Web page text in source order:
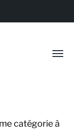
catégorie à